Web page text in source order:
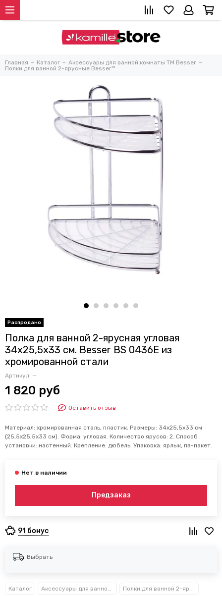
Главная Каталог
Аксессуары для ванной комнаты TM Besser
Полки для ванной 2-ярусные Besser™
Полка для ванной 2-ярусная угловая
34х25,5х33 см. Besser BS 0436E из
хромированной стали
Артикул: —
1 820 руб
Оставить отзыв
Материал: хромированная сталь, пластик. Размеры: 34х25,5х33 см
(25,5х25,5х33 см). Форма: угловая. Количество ярусов: 2. Способ
установки: настенный. Крепление: дюбель. Упаковка: ярлык, пэ-пакет.
Предзаказ
91 бонус
Выбрать
Каталог Аксессуары для ванной комнаты TM Besser Полки для ванной 2-ярусные Besser™